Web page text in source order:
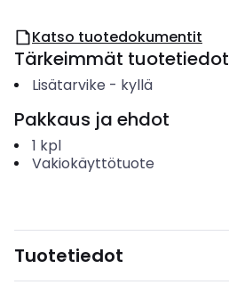
Katso tuotedokumentit
Tärkeimmät tuotetiedot
Lisätarvike - kyllä
Pakkaus ja ehdot
1 kpl
Vakiokäyttötuote
Tuotetiedot